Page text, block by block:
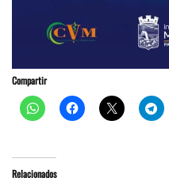
Compartir
Relacionados